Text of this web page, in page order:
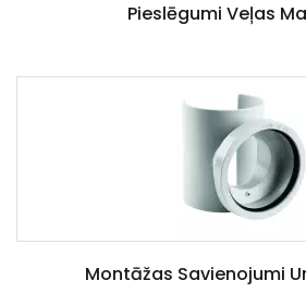
Pieslēgumi Veļas
Montāžas Savienojumi